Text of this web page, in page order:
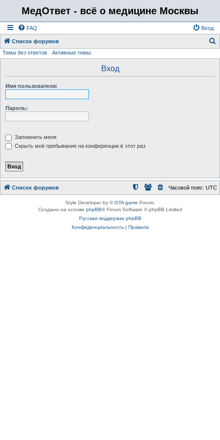
МедОтвет - всё о медицине Москвы
FAQ Вход
Список форумов
Темы без ответов Активные темы
Вход
Имя пользователя:
Пароль:
Запомнить меня
Скрыть моё пребывание на конференции в этот раз
Список форумов Часовой пояс: UTC
Style Developer by ©GTA game Forum.
Создано на основе phpBB® Forum Software © phpBB Limited
Русская поддержка phpBB
Конфиденциальность| Правила